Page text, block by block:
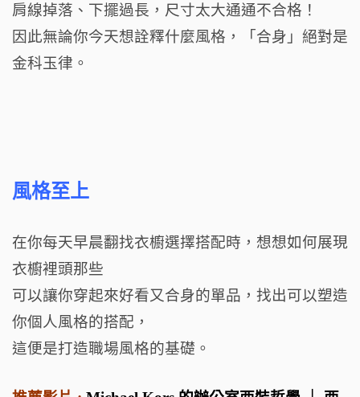
肩線掉落、下擺過長，尺寸太大通通不合格！
因此無論你今天想詮釋什麼風格，「合身」絕對是
金科玉律。
風格至上
在你每天早晨翻找衣櫥選擇搭配時，想想如何展現
衣櫥裡頭那些
可以讓你穿起來好看又合身的單品，找出可以塑造
你個人風格的搭配，
這便是打造職場風格的基礎。